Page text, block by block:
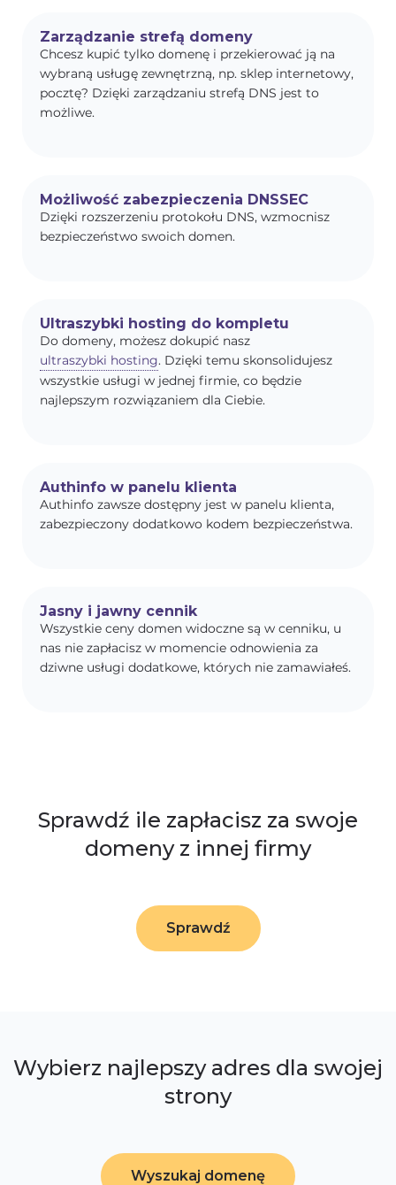
Zarządzanie strefą domeny
Chcesz kupić tylko domenę i przekierować ją na
wybraną usługę zewnętrzną, np. sklep internetowy,
pocztę? Dzięki zarządzaniu strefą DNS jest to
możliwe.
Możliwość zabezpieczenia DNSSEC
Dzięki rozszerzeniu protokołu DNS, wzmocnisz
bezpieczeństwo swoich domen.
Ultraszybki hosting do kompletu
Do domeny, możesz dokupić nasz
ultraszybki hosting. Dzięki temu skonsolidujesz
wszystkie usługi w jednej firmie, co będzie
najlepszym rozwiązaniem dla Ciebie.
Authinfo w panelu klienta
Authinfo zawsze dostępny jest w panelu klienta,
zabezpieczony dodatkowo kodem bezpieczeństwa.
Jasny i jawny cennik
Wszystkie ceny domen widoczne są w cenniku, u
nas nie zapłacisz w momencie odnowienia za
dziwne usługi dodatkowe, których nie zamawiałeś.
Sprawdź ile zapłacisz za swoje
domeny z innej firmy
Sprawdź
Wybierz najlepszy adres dla swojej
strony
Wyszukaj domenę